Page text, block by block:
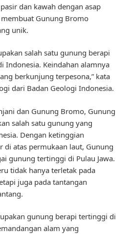
dan kawah dengan asap
Gunung Bromo
unik.
salah satu gunung berapi
Indonesia. Keindahan alamnya
berkunjung terpesona,” kata
dari Badan Geologi Indonesia.
dan Gunung Bromo, Gunung
salah satu gunung yang
Dengan ketinggian
di atas permukaan laut, Gunung
gunung tertinggi di Pulau Jawa.
tidak hanya terletak pada
juga pada tantangan
gunung berapi tertinggi di
alam yang